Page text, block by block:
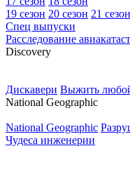
19 сезон 20 сезон 21 сезон
Спец выпуски
Расследование
Discovery
Дискавери Выжить
National Geographic
National Geographic
Чудеса инженерии